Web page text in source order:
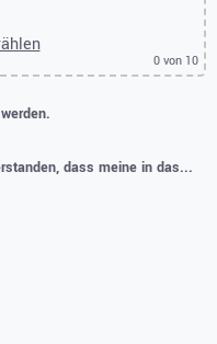
0 von 10
dass meine in das...